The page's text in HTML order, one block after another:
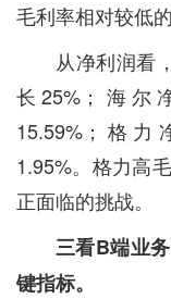
毛利率相对较低
从净利润看
长25%；海尔
15.59%；格
1.95%。格力高
正面临的挑战。
三看B端业
键指标。